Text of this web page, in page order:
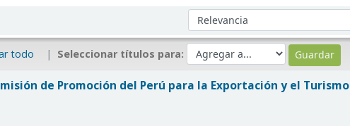
Ordenar por:
todo Seleccionar títulos para:
de Promoción del Perú para la Exportación y el Turismo